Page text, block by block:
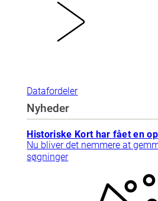
Datafordeler
Nyheder
Historiske Kort har fået en
Nu bliver det nemmere at
søgninger